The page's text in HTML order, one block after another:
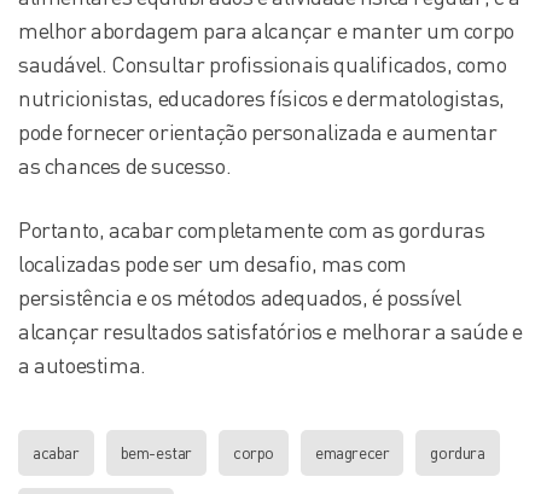
melhor abordagem para alcançar e manter um corpo
saudável. Consultar profissionais qualificados, como
nutricionistas, educadores físicos e dermatologistas,
pode fornecer orientação personalizada e aumentar
as chances de sucesso.
Portanto, acabar completamente com as gorduras
localizadas pode ser um desafio, mas com
persistência e os métodos adequados, é possível
alcançar resultados satisfatórios e melhorar a saúde e
a autoestima.
acabar bem-estar corpo emagrecer gordura